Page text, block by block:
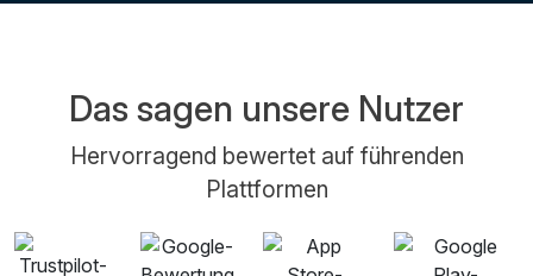
Das sagen unsere Nutzer
Hervorragend bewertet auf führenden
Plattformen